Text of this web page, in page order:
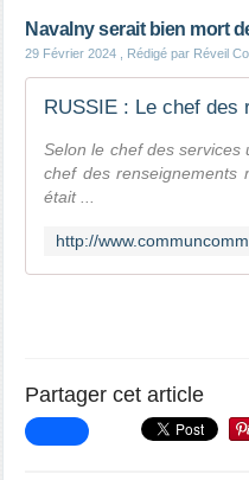
Navalny serait bien mort
29 Février 2024 , Rédigé par Réveil
Selon le chef des services
chef des renseignements
était ...
Partager cet article